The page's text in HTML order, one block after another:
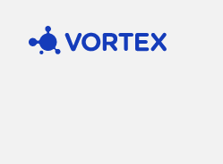
Vortex